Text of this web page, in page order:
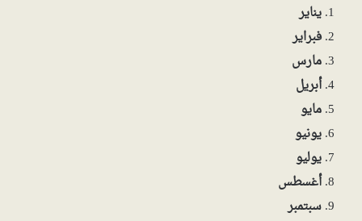
يناير
فبراير
مارس
أبريل
مايو
يونيو
يوليو
أغسطس
سبتمبر